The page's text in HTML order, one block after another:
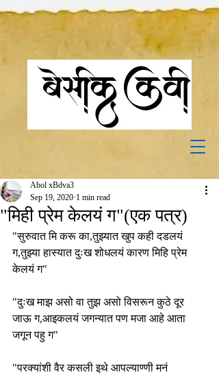
"मिही प्रेम केलयं ग"(एक पत्र)
Abol xBdva3
Sep 19, 2020 1 min read
"सुरुवात मि करू का,तुझ्यात खुप कही दडलयं
ग,तुझ्या हास्यात दुःख शोधलयं कारण मिहि प्रेम
केलयं ग"
"दुःख माझ असो वा तुझ असो विसरून कुठे दूर
जाऊ ग,आइकलयं जगन्यात पण मजा आहे आता
जगून पहु ग"
"परक्यांशी वैर कसली इथे आपल्याण्णी मनं